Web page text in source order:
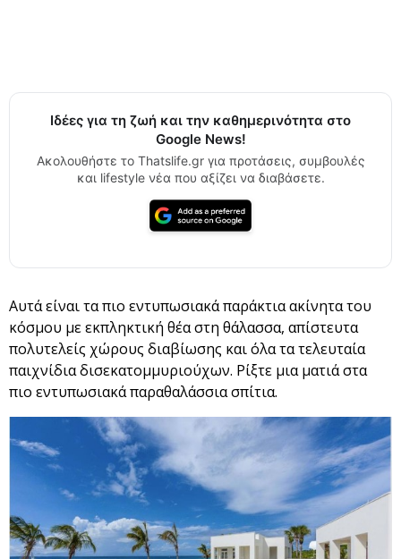
Ιδέες για τη ζωή και την καθημερινότητα στο
Google News!
Ακολουθήστε το Thatslife.gr για προτάσεις, συμβουλές
και lifestyle νέα που αξίζει να διαβάσετε.
Αυτά είναι τα πιο εντυπωσιακά παράκτια ακίνητα του
κόσμου με εκπληκτική θέα στη θάλασσα, απίστευτα
πολυτελείς χώρους διαβίωσης και όλα τα τελευταία
παιχνίδια δισεκατομμυριούχων. Ρίξτε μια ματιά στα
πιο εντυπωσιακά παραθαλάσσια σπίτια.